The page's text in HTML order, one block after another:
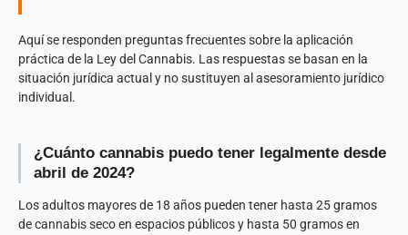
Aquí se responden preguntas frecuentes sobre la aplicación
práctica de la Ley del Cannabis. Las respuestas se basan en la
situación jurídica actual y no sustituyen al asesoramiento jurídico
individual.
¿Cuánto cannabis puedo tener legalmente desde
abril de 2024?
Los adultos mayores de 18 años pueden tener hasta 25 gramos
de cannabis seco en espacios públicos y hasta 50 gramos en